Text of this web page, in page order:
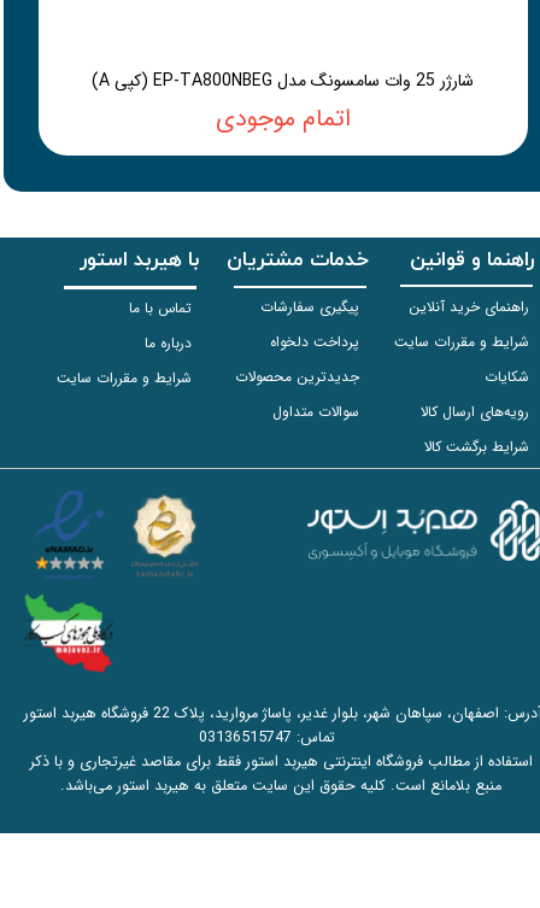
شارژر 25 وات سامسونگ مدل EP-TA800NBEG (کپی A)
اتمام موجودی
راهنما و قوانین
راهنمای خرید آنلاین
شرایط و مقررات سایت
شکایات
رویه‌های ارسال کالا
شرایط برگشت کالا
خدمات مشتریان
پیگیری سفارشات
پرداخت دلخواه
جدیدترین محصولات
سوالات متداول
با هیربد استور
تماس با ما
درباره ما
شرایط و مقررات سایت
آدرس: اصفهان، سپاهان شهر، بلوار غدیر، پاساژ مروارید، پلاک 22 فروشگاه هیربد استور
تماس: 03136515747
استفاده از مطالب فروشگاه اینترنتی هیربد استور فقط برای مقاصد غیرتجاری و با ذکر
منبع بلامانع است. کلیه حقوق این سایت متعلق به هیربد استور می‌باشد.​​​​​​​